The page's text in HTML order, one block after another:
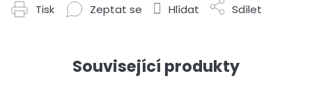
Tisk Zeptat se Hlídat Sdílet
Související produkty